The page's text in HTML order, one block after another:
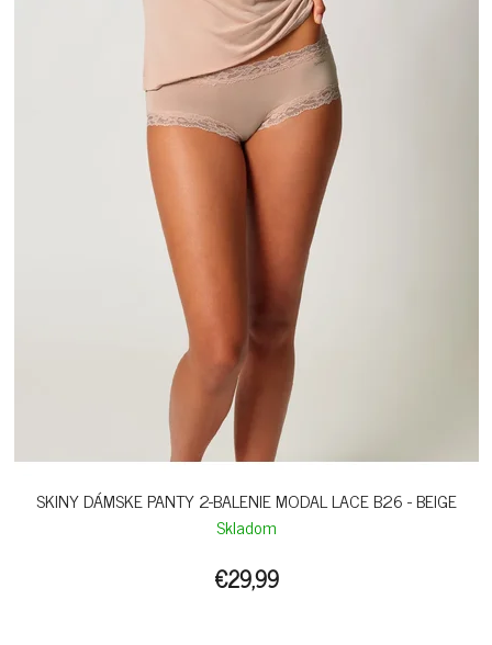
SKINY DÁMSKE PANTY 2-BALENIE MODAL LACE B26 - BEIGE
Skladom
€29,99